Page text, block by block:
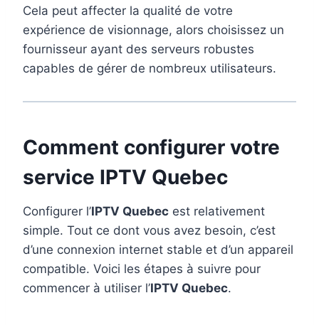
Cela peut affecter la qualité de votre
expérience de visionnage, alors choisissez un
fournisseur ayant des serveurs robustes
capables de gérer de nombreux utilisateurs.
Comment configurer votre
service IPTV Quebec
Configurer l’IPTV Quebec est relativement
simple. Tout ce dont vous avez besoin, c’est
d’une connexion internet stable et d’un appareil
compatible. Voici les étapes à suivre pour
commencer à utiliser l’IPTV Quebec.